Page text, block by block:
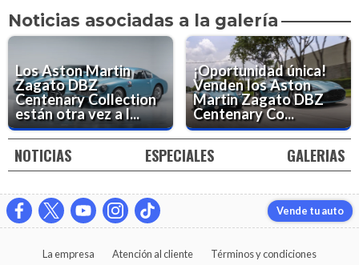
Noticias asociadas a la galería
Los Aston Martin
Zagato DBZ
Centenary Collection
están otra vez a l...
¡Oportunidad única!
Venden los Aston
Martin Zagato DBZ
Centenary Co...
NOTICIAS ESPECIALES GALERIAS
Vende tu auto
La empresa Atención al cliente Términos y condiciones